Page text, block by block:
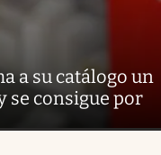
a su catálogo un
se consigue por